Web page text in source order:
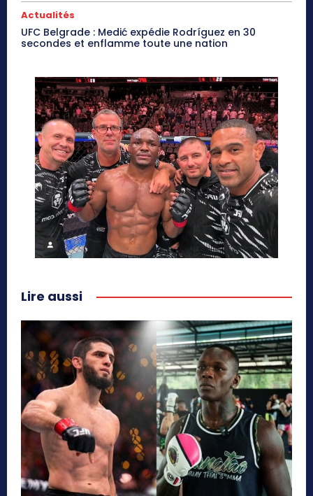
Actualités
UFC Belgrade : Medić expédie Rodríguez en 30
secondes et enflamme toute une nation
Lire aussi